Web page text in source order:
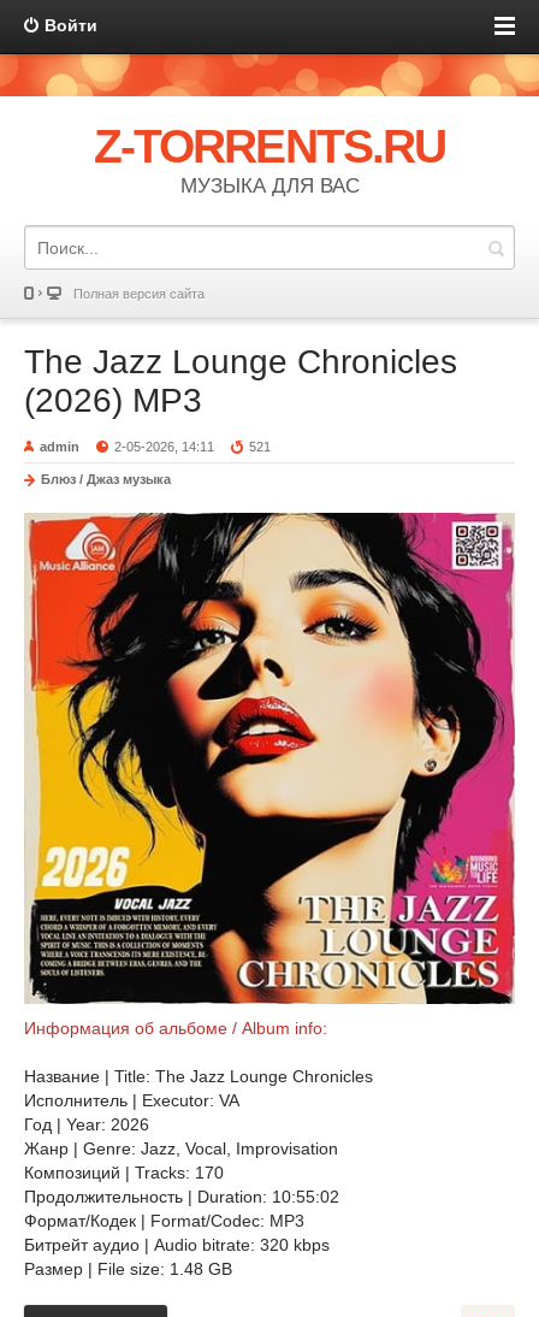
Войти
Z-TORRENTS.RU
МУЗЫКА ДЛЯ ВАС
Полная версия сайта
The Jazz Lounge Chronicles
(2026) MP3
admin 2-05-2026, 14:11 521
Блюз / Джаз музыка
Информация об альбоме / Album info:
Название | Title: The Jazz Lounge Chronicles
Исполнитель | Executor: VA
Год | Year: 2026
Жанр | Genre: Jazz, Vocal, Improvisation
Композиций | Tracks: 170
Продолжительность | Duration: 10:55:02
Формат/Кодек | Format/Codec: MP3
Битрейт аудио | Audio bitrate: 320 kbps
Размер | File size: 1.48 GB